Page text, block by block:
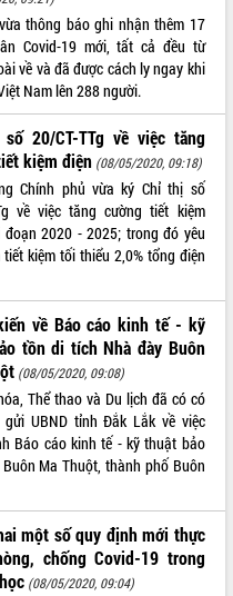
thông báo ghi nhận thêm 17
Covid-19 mới, tất cả đều từ
về và đã được cách ly ngay khi
Nam lên 288 người.
20/CT-TTg về việc tăng
kiệm điện (08/05/2020, 09:18)
Chính phủ vừa ký Chỉ thị số
về việc tăng cường tiết kiệm
đoạn 2020 - 2025; trong đó yêu
kiệm tối thiểu 2,0% tổng điện
về Báo cáo kinh tế - kỹ
tồn di tích Nhà đày Buôn
(08/05/2020, 09:08)
Thể thao và Du lịch đã có có
gửi UBND tỉnh Đắk Lắk về việc
Báo cáo kinh tế - kỹ thuật bảo
Ma Thuột, thành phố Buôn
một số quy định mới thực
chống Covid-19 trong
(08/05/2020, 09:04)